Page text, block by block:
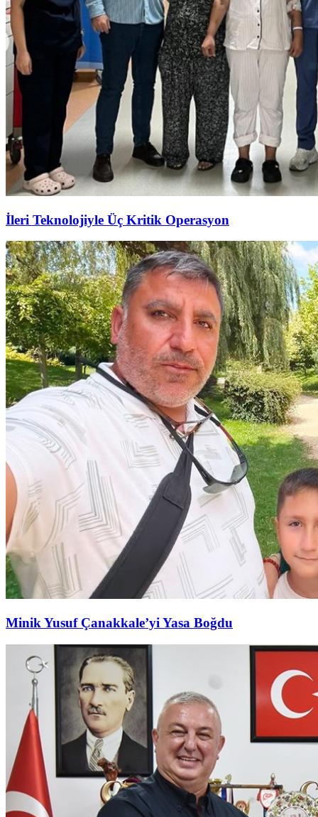
İleri Teknolojiyle Üç Kritik Operasyon
Minik Yusuf Çanakkale’yi Yasa Boğdu